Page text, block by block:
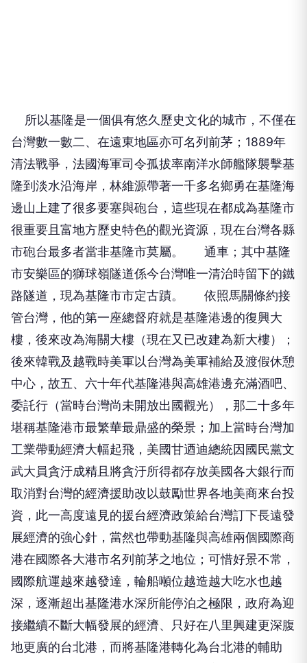
所以基隆是一個俱有悠久歷史文化的城市，不僅在
台灣數一數二、在遠東地區亦可名列前茅；1889年
清法戰爭，法國海軍司令孤拔率南洋水師艦隊襲擊基
隆到淡水沿海岸，林維源帶著一千多名鄉勇在基隆海
邊山上建了很多要塞與砲台，這些現在都成為基隆市
很重要且富地方歷史特色的觀光資源，現在台灣各縣
市砲台最多者當非基隆市莫屬。 通車；其中基隆
市安樂區的獅球嶺隧道係今台灣唯一清治時留下的鐵
路隧道，現為基隆市市定古蹟。 依照馬關條約接
管台灣，他的第一座總督府就是基隆港邊的復興大
樓，後來改為海關大樓（現在又已改建為新大樓）；
後來韓戰及越戰時美軍以台灣為美軍補給及渡假休憩
中心，故五、六十年代基隆港與高雄港邊充滿酒吧、
委託行（當時台灣尚未開放出國觀光），那二十多年
堪稱基隆港市最繁華最鼎盛的榮景；加上當時台灣加
工業帶動經濟大幅起飛，美國甘迺迪總統因國民黨文
武大員貪汙成精且將貪汙所得都存放美國各大銀行而
取消對台灣的經濟援助改以鼓勵世界各地美商來台投
資，此一高度遠見的援台經濟政策給台灣訂下長遠發
展經濟的強心針，當然也帶動基隆與高雄兩個國際商
港在國際各大港市名列前茅之地位；可惜好景不常，
國際航運越來越發達，輪船噸位越造越大吃水也越
深，逐漸超出基隆港水深所能停泊之極限，政府為迎
接繼續不斷大幅發展的經濟、只好在八里興建更深腹
地更廣的台北港，而將基隆港轉化為台北港的輔助